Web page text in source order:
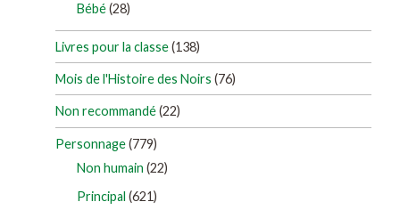
Bébé(28)
Livres pour la classe(138)
Mois de l'Histoire des Noirs (76)
Non recommandé(22)
Personnage(779)
Non humain (22)
Principal (621)